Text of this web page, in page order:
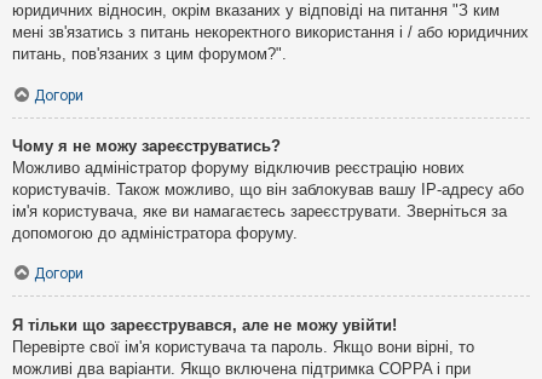
юридичних відносин, окрім вказаних у відповіді на питання "З ким
мені зв'язатись з питань некоректного використання і / або юридичних
питань, пов'язаних з цим форумом?".
Догори
Чому я не можу зареєструватись?
Можливо адміністратор форуму відключив реєстрацію нових
користувачів. Також можливо, що він заблокував вашу IP-адресу або
ім'я користувача, яке ви намагаєтесь зареєструвати. Зверніться за
допомогою до адміністратора форуму.
Догори
Я тільки що зареєструвався, але не можу увійти!
Перевірте свої ім'я користувача та пароль. Якщо вони вірні, то
можливі два варіанти. Якщо включена підтримка COPPA і при